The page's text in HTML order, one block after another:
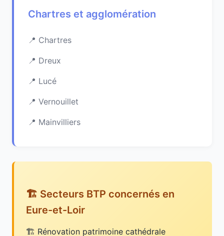
Chartres et agglomération
Chartres
Dreux
Lucé
Vernouillet
Mainvilliers
🏗️ Secteurs BTP concernés en
Eure-et-Loir
Rénovation patrimoine cathédrale